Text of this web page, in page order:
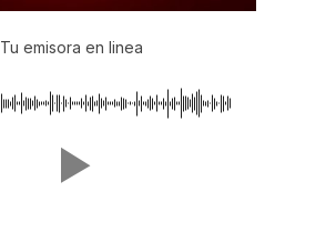
Tu emisora en linea